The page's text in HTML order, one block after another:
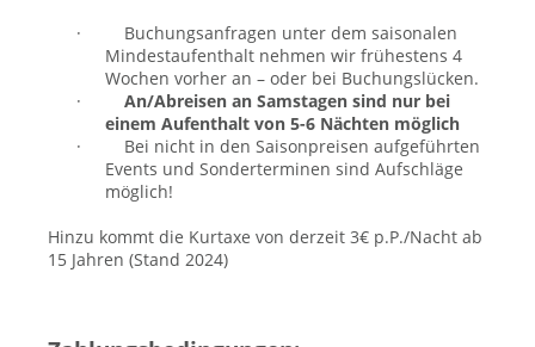
· Buchungsanfragen unter dem saisonalen
Mindestaufenthalt nehmen wir frühestens 4
Wochen vorher an – oder bei Buchungslücken.
· An/Abreisen an Samstagen sind nur bei
einem Aufenthalt von 5-6 Nächten möglich
· Bei nicht in den Saisonpreisen aufgeführten
Events und Sonderterminen sind Aufschläge
möglich!
Hinzu kommt die Kurtaxe von derzeit 3€ p.P./Nacht ab
15 Jahren (Stand 2024)